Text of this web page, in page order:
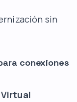
sin
conexiones